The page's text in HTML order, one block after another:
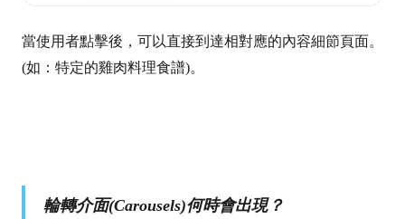
當使用者點擊後，可以直接到達相對應的內容細節頁面。
(如：特定的雞肉料理食譜)。
輪轉介面(Carousels)何時會出現？